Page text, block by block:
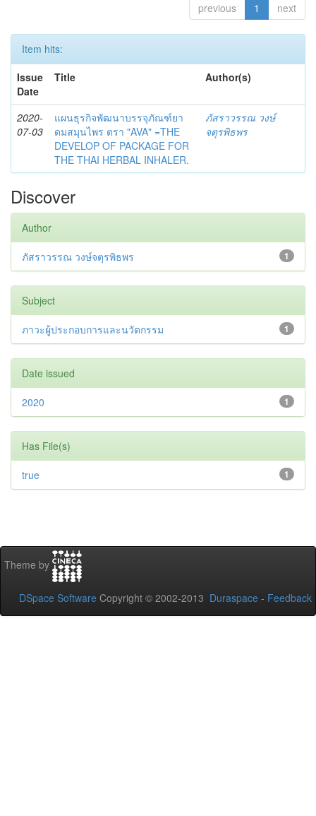
previous 1 next
Item hits:
Issue
Date
Title Author(s)
2020-
07-03
แผนธุรกิจพัฒนาบรรจุภัณฑ์ยา
ดมสมุนไพร ตรา "AVA" =THE
DEVELOP OF PACKAGE FOR
THE THAI HERBAL INHALER.
ภัสราวรรณ วงษ์
จตุรพิธพร
Discover
Author
1
ภัสราวรรณ วงษ์จตุรพิธพร
Subject
1
ภาวะผู้ประกอบการและนวัตกรรม
Date issued
1
2020
Has File(s)
1
true
Theme by
DSpace Software Copyright © 2002-2013 Duraspace - Feedback